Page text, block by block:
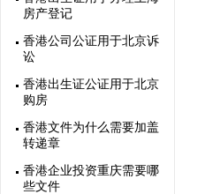
房产登记
香港公司公证用于北京诉
讼
香港出生证公证用于北京
购房
香港文件为什么需要加盖
转递章
香港企业投资重庆需要哪
些文件